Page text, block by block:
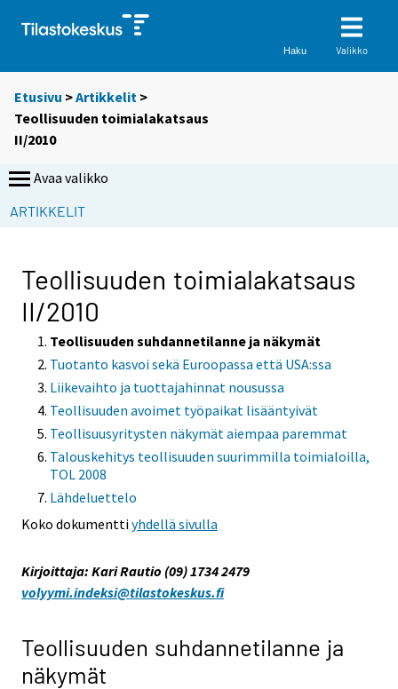
Haku Valikko
Etusivu >Artikkelit >
Teollisuuden toimialakatsaus
II/2010
Avaa valikko
ARTIKKELIT
Teollisuuden toimialakatsaus
II/2010
Teollisuuden suhdannetilanne ja näkymät
Tuotanto kasvoi sekä Euroopassa että USA:ssa
Liikevaihto ja tuottajahinnat nousussa
Teollisuuden avoimet työpaikat lisääntyivät
Teollisuusyritysten näkymät aiempaa paremmat
Talouskehitys teollisuuden suurimmilla toimialoilla,
TOL 2008
Lähdeluettelo
Koko dokumenttiyhdellä sivulla
Kirjoittaja: Kari Rautio (09) 1734 2479
volyymi.indeksi@tilastokeskus.fi
Teollisuuden suhdannetilanne ja
näkymät